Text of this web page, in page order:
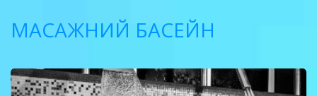
МАСАЖНИЙ БАСЕЙН